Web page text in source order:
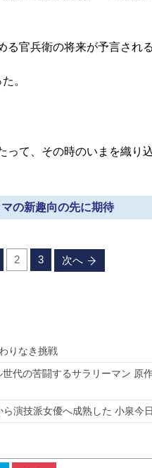
官兵衛の将来が予言される
。
て、その時のいまを織り
の新趣向の先に期待
2 3 次へ
りなき挑戦
代の苦闘するサラリーマン 原
演技派女優へ成熟した 小泉今